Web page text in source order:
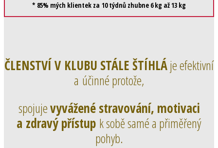
* 85% mých klientek za 10 týdnů zhubne 6 kg až 13 kg
ČLENSTVÍ V KLUBU STÁLE ŠTÍHLÁje efektivní
a účinné protože,
spojujevyvážené stravování, motivaci
a zdravý přístup k sobě samé a přiměřený
pohyb.